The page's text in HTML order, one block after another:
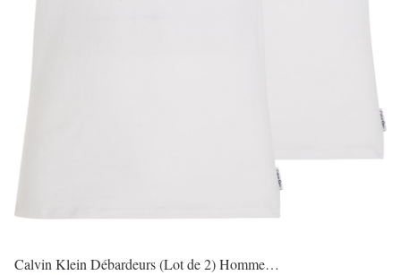
Calvin Klein Débardeurs (Lot de 2) Homme…